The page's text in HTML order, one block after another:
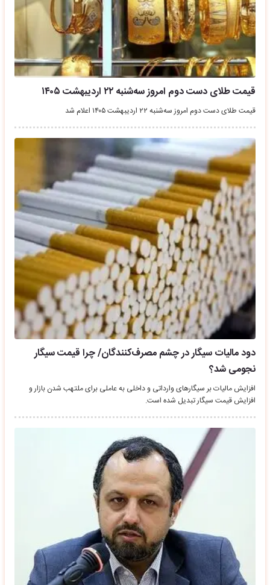
قیمت طلای دست دوم امروز سه‌شنبه ۲۲ اردیبهشت ۱۴۰۵
قیمت طلای دست دوم امروز سه‌شنبه ۲۲ اردیبهشت ۱۴۰۵ اعلام شد
دود مالیات سیگار در چشم مصرف‌کنندگان/ چرا قیمت سیگار
نجومی شد؟
افزایش مالیات بر سیگارهای وارداتی و داخلی به عاملی برای ملتهب شدن بازار و
افزایش قیمت سیگار تبدیل شده است.